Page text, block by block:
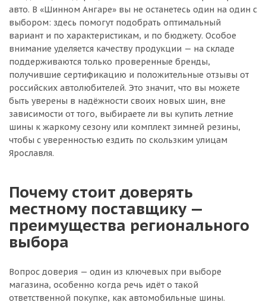
авто. В «Шинном Ангаре» вы не останетесь один на один с
выбором: здесь помогут подобрать оптимальный
вариант и по характеристикам, и по бюджету. Особое
внимание уделяется качеству продукции — на складе
поддерживаются только проверенные бренды,
получившие сертификацию и положительные отзывы от
российских автолюбителей. Это значит, что вы можете
быть уверены в надёжности своих новых шин, вне
зависимости от того, выбираете ли вы купить летние
шины к жаркому сезону или комплект зимней резины,
чтобы с уверенностью ездить по скользким улицам
Ярославля.
Почему стоит доверять
местному поставщику —
преимущества регионального
выбора
Вопрос доверия — один из ключевых при выборе
магазина, особенно когда речь идёт о такой
ответственной покупке, как автомобильные шины.